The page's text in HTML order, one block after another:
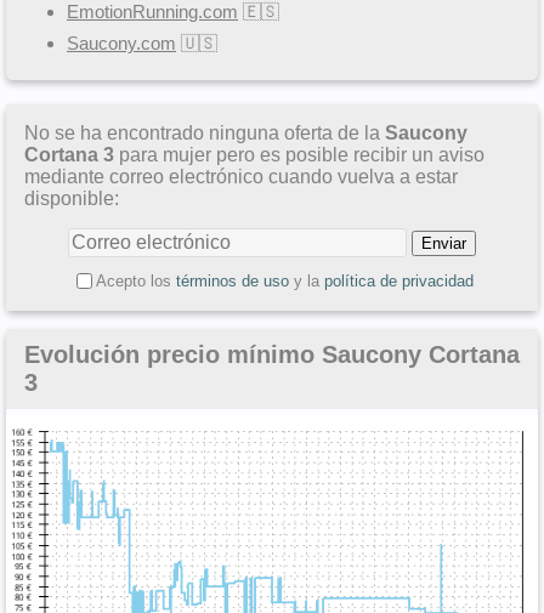
EmotionRunning.com 🇪🇸
Saucony.com 🇺🇸
No se ha encontrado ninguna oferta de la Saucony
Cortana 3 para mujer pero es posible recibir un aviso
mediante correo electrónico cuando vuelva a estar
disponible:
Acepto los términos de usoy la política de privacidad
Evolución precio mínimo Saucony Cortana
3